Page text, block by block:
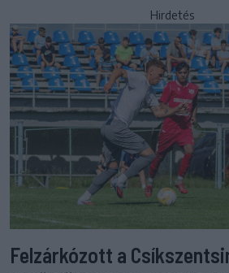
Hirdetés
Felzárkózott a